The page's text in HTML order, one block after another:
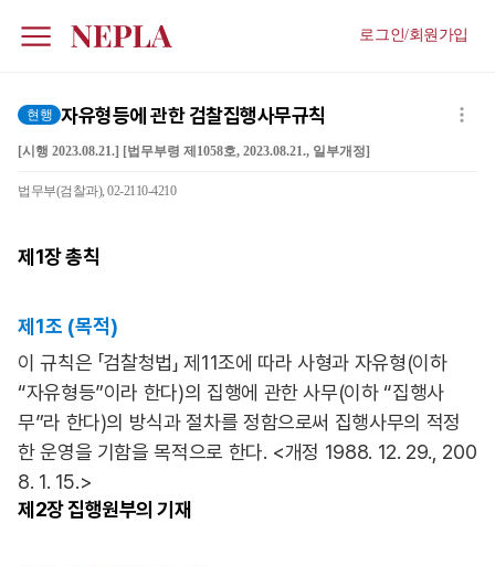
로그인/회원가입
현행 자유형등에 관한 검찰집행사무규칙
[시행 2023.08.21.] [법무부령 제1058호, 2023.08.21., 일부개정]
법무부(검찰과), 02-2110-4210
제1장총칙
제1조 (목적)
이 규칙은 「검찰청법」 제11조에 따라 사형과 자유형(이하
“자유형등”이라 한다)의 집행에 관한 사무(이하 “집행사
무”라 한다)의 방식과 절차를 정함으로써 집행사무의 적정
한 운영을 기함을 목적으로 한다. <개정 1988. 12. 29., 200
8. 1. 15.>
제2장집행원부의 기재